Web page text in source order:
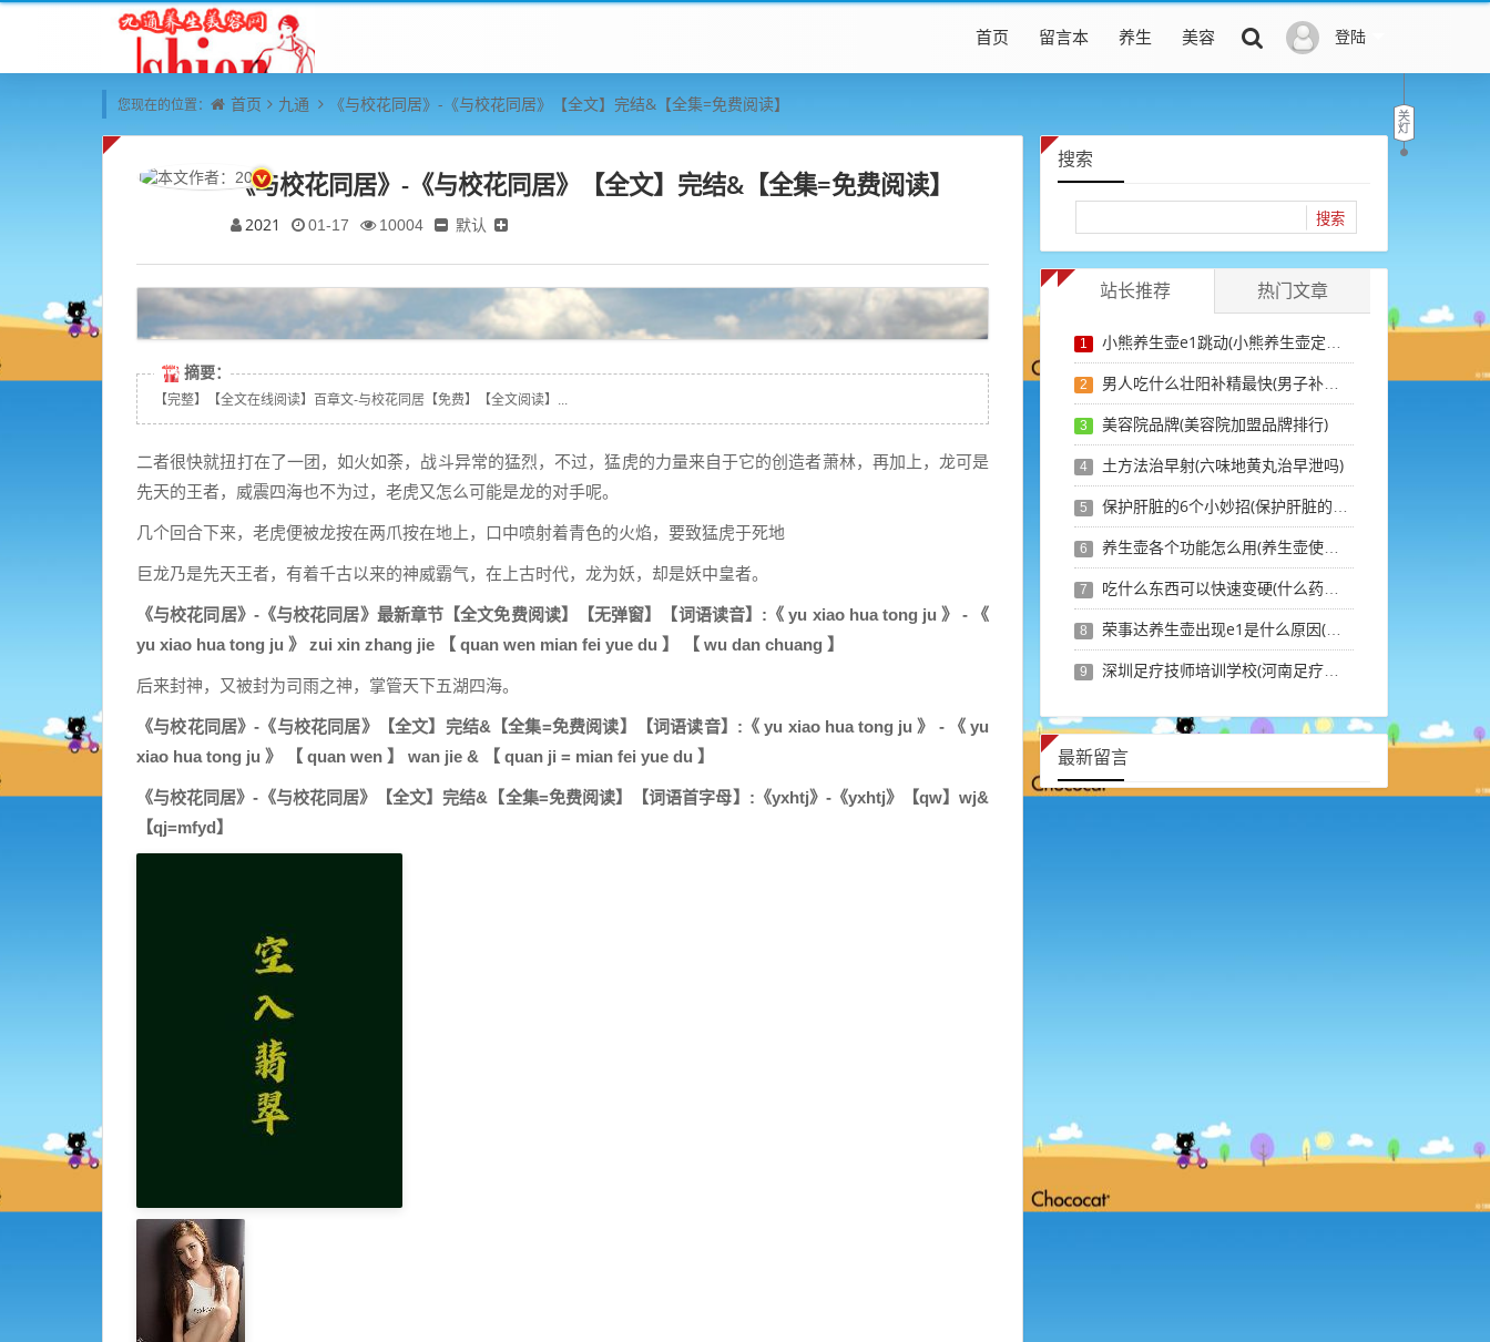
登陆
首页 留言本 养生 美容
您现在的位置： 首页 九通 《与校花同居》-《与校花同居》【全文】完结&【全集=免费阅读】
《与校花同居》-《与校花同居》【全文】完结&【全集=免费阅读】
2021 01-17 10004 默认
摘要：
【完整】【全文在线阅读】百章文-与校花同居【免费】【全文阅读】...
二者很快就扭打在了一团，如火如荼，战斗异常的猛烈，不过，猛虎的力量来自于它的创造者萧林，再加上，龙可是
先天的王者，威震四海也不为过，老虎又怎么可能是龙的对手呢。
几个回合下来，老虎便被龙按在两爪按在地上，口中喷射着青色的火焰，要致猛虎于死地
巨龙乃是先天王者，有着千古以来的神威霸气，在上古时代，龙为妖，却是妖中皇者。
《与校花同居》-《与校花同居》最新章节【全文免费阅读】【无弹窗】【词语读音】:《 yu xiao hua tong ju 》 - 《
yu xiao hua tong ju 》 zui xin zhang jie 【 quan wen mian fei yue du 】 【 wu dan chuang 】
后来封神，又被封为司雨之神，掌管天下五湖四海。
《与校花同居》-《与校花同居》【全文】完结&【全集=免费阅读】【词语读音】:《 yu xiao hua tong ju 》 - 《 yu
xiao hua tong ju 》 【 quan wen 】 wan jie & 【 quan ji = mian fei yue du 】
《与校花同居》-《与校花同居》【全文】完结&【全集=免费阅读】【词语首字母】:《yxhtj》-《yxhtj》【qw】wj&
【qj=mfyd】
搜索
站长推荐 热门文章
1 小熊养生壶e1跳动(小熊养生壶定时和预约)
2 男人吃什么壮阳补精最快(男子补精壮阳吃什么好)
3 美容院品牌(美容院加盟品牌排行)
4 土方法治早射(六味地黄丸治早泄吗)
5 保护肝脏的6个小妙招(保护肝脏的最佳穴位)
6 养生壶各个功能怎么用(养生壶使用说明书图文)
7 吃什么东西可以快速变硬(什么药吃了会一直硬)
8 荣事达养生壶出现e1是什么原因(养生壶显示e1是哪坏了)
9 深圳足疗技师培训学校(河南足疗技师培训学校)
最新留言